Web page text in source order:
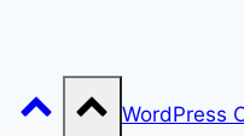
WordPress